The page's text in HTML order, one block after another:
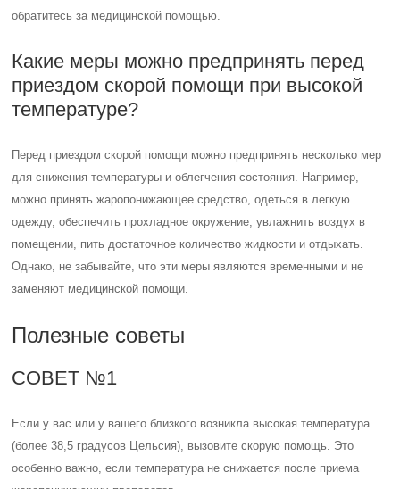
обратитесь за медицинской помощью.
Какие меры можно предпринять перед
приездом скорой помощи при высокой
температуре?
Перед приездом скорой помощи можно предпринять несколько мер
для снижения температуры и облегчения состояния. Например,
можно принять жаропонижающее средство, одеться в легкую
одежду, обеспечить прохладное окружение, увлажнить воздух в
помещении, пить достаточное количество жидкости и отдыхать.
Однако, не забывайте, что эти меры являются временными и не
заменяют медицинской помощи.
Полезные советы
СОВЕТ №1
Если у вас или у вашего близкого возникла высокая температура
(более 38,5 градусов Цельсия), вызовите скорую помощь. Это
особенно важно, если температура не снижается после приема